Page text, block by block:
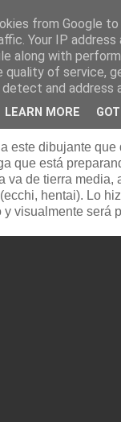
(Madrid)
este dibujante que
que está
va de tierra media,
hentai). Lo
y visualmente será
from Google
Your IP address
along with
quality of service,
and address
LEARN MORE